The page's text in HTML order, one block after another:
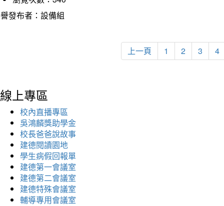
發布者：設備組
上一頁 1 2 3 4
線上專區
校內直播專區
吳鴻麟獎助學金
校長爸爸說故事
建德閱讀園地
學生病假回報單
建德第一會議室
建德第二會議室
建德特殊會議室
輔導專用會議室